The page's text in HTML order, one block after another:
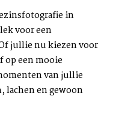
in
voor een
jullie nu kiezen voor
een mooie
van jullie
lachen en gewoon